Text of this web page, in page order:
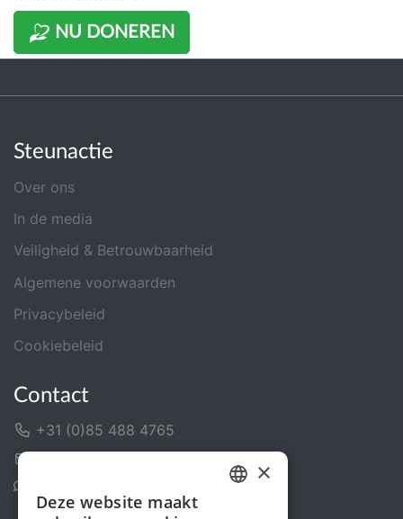
NU DONEREN
Steunactie
Over ons
In de media
Veiligheid & Betrouwbaarheid
Algemene voorwaarden
Privacybeleid
Cookiebeleid
Contact
+31 (0)85 488 4765
×
Deze website maakt